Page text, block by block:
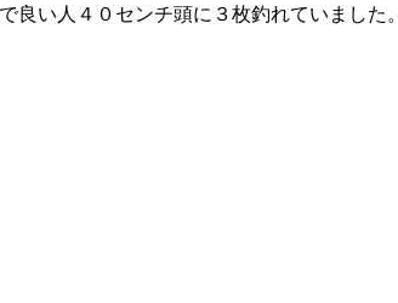
良い人４０センチ頭に３枚釣れていました。